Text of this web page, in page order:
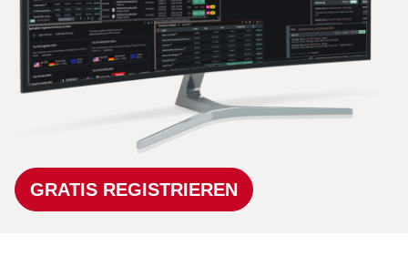
GRATIS REGISTRIEREN